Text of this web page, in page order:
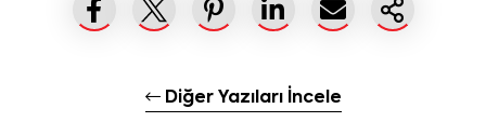
Diğer Yazıları İncele